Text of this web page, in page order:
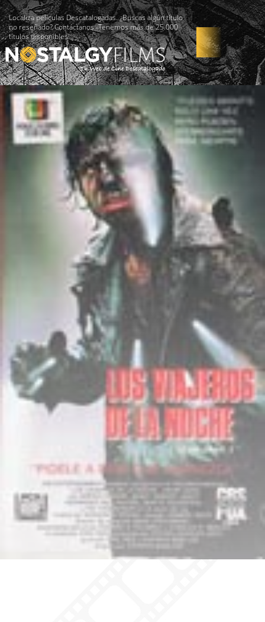
Localiza películas Descatalogadas. ¿Buscas algún título
no reseñado? Contáctanos -Tenemos más de 25.000
títulos disponibles!